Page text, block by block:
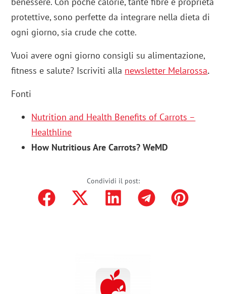
protettive, sono perfette da integrare nella dieta di
ogni giorno, sia crude che cotte.
Vuoi avere ogni giorno consigli su alimentazione,
fitness e salute? Iscriviti alla newsletter Melarossa.
Fonti
Nutrition and Health Benefits of Carrots –
Healthline
How Nutritious Are Carrots? WeMD
Condividi il post: